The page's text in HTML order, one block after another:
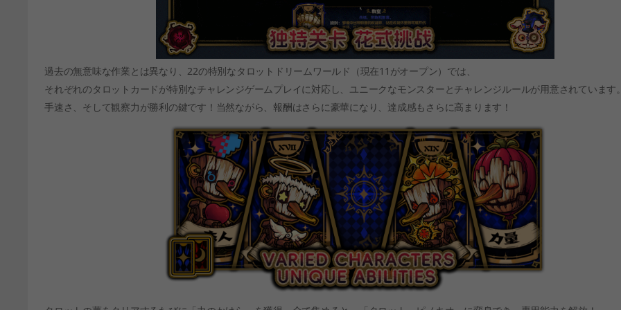
過去の無意味な作業とは異なり、22の特別なタロットドリームワールド（現在11がオープン）では、
それぞれのタロットカードが特別なチャレンジゲームプレイに対応し、ユニークなモンスターとチャレンジルールが用意されています
手速さ、そして観察力が勝利の鍵です！当然ながら、報酬はさらに豪華になり、達成感もさらに高まります！